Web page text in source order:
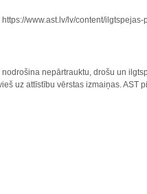
www.ast.lv/lv/content/
nepārtrauktu, drošu un
uz attīstību vērstas izmaiņas.